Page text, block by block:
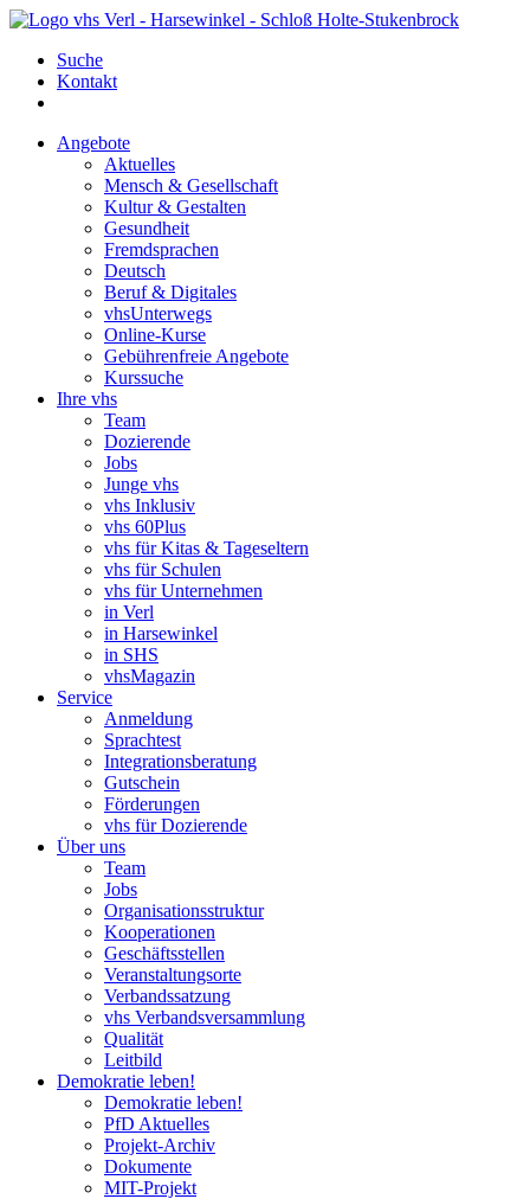
Suche
Kontakt
Angebote
Aktuelles
Mensch & Gesellschaft
Kultur & Gestalten
Gesundheit
Fremdsprachen
Deutsch
Beruf & Digitales
vhsUnterwegs
Online-Kurse
Gebührenfreie Angebote
Kurssuche
Ihre vhs
Team
Dozierende
Jobs
Junge vhs
vhs Inklusiv
vhs 60Plus
vhs für Kitas & Tageseltern
vhs für Schulen
vhs für Unternehmen
in Verl
in Harsewinkel
in SHS
vhsMagazin
Service
Anmeldung
Sprachtest
Integrationsberatung
Gutschein
Förderungen
vhs für Dozierende
Über uns
Team
Jobs
Organisationsstruktur
Kooperationen
Geschäftsstellen
Veranstaltungsorte
Verbandssatzung
vhs Verbandsversammlung
Qualität
Leitbild
Demokratie leben!
Demokratie leben!
PfD Aktuelles
Projekt-Archiv
Dokumente
MIT-Projekt